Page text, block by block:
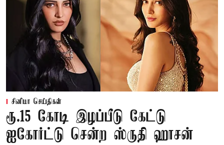
சினிமா செய்திகள்
ரூ.15 கோடி இழப்பீடு கேட்டு
ஐகோர்ட்டு சென்ற ஸ்ருதி ஹாசன்